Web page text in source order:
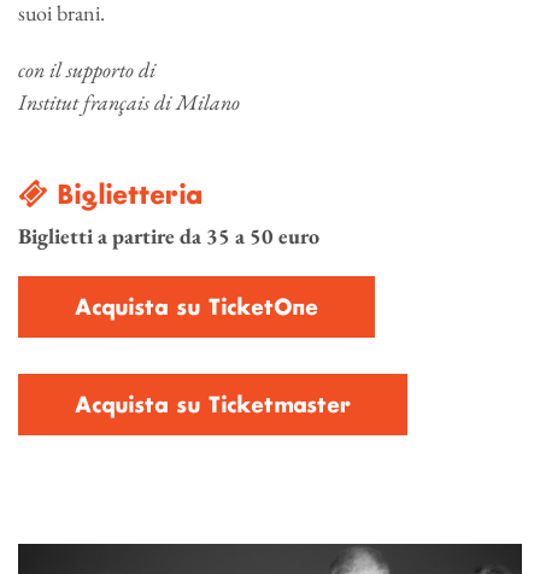
suoi brani.
con il supporto di
Institut français di Milano
Biglietteria
Biglietti a partire da 35 a 50 euro
Acquista su TicketOne
Acquista su Ticketmaster